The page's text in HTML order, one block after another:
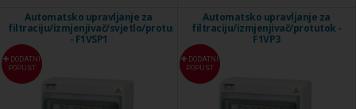
Automatsko upravljanje za
filtraciju/izmjenjivač/svjetlo/protustruju
- F1VSP1
DODATNI
POPUST
Automatsko upravljanje za
filtraciju/izmjenjivač/protutok -
F1VP3
DODATNI
POPUST